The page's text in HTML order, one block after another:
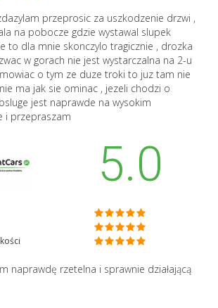
przeprosic za uszkodzenie drzwi ,
na pobocze gdzie wystawal slupek
to dla mnie skonczylo tragicznie , drozka
w gorach nie jest wystarczalna na 2-u
o tym ze duze troki to juz tam nie
ma jak sie ominac , jezeli chodzi o
jest naprawde na wysokim
i przepraszam
5.0
naprawdę rzetelna i sprawnie działającą